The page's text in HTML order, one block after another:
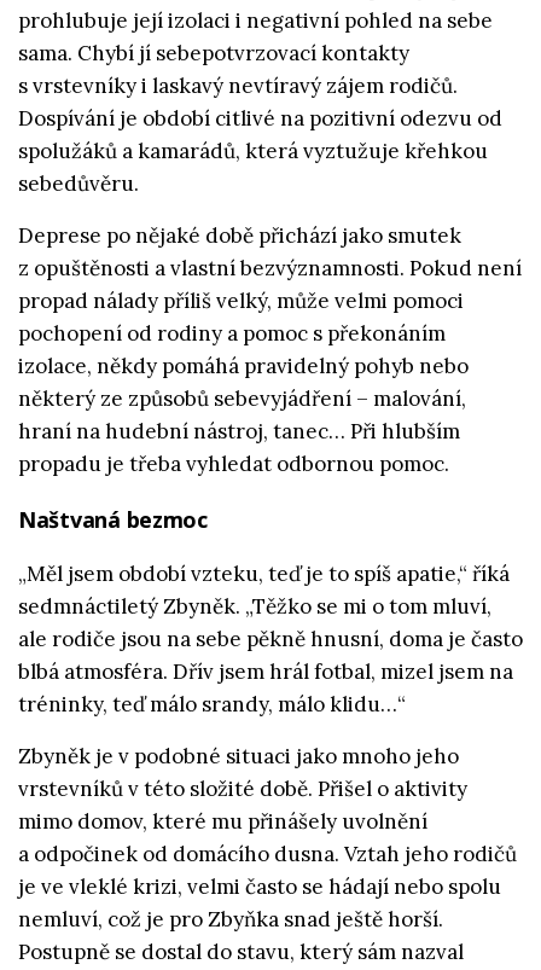
prohlubuje její izolaci i negativní pohled na sebe
sama. Chybí jí sebepotvrzovací kontakty
s vrstevníky i laskavý nevtíravý zájem rodičů.
Dospívání je období citlivé na pozitivní odezvu od
spolužáků a kamarádů, která vyztužuje křehkou
sebedůvěru.
Deprese po nějaké době přichází jako smutek
z opuštěnosti a vlastní bezvýznamnosti. Pokud není
propad nálady příliš velký, může velmi pomoci
pochopení od rodiny a pomoc s překonáním
izolace, někdy pomáhá pravidelný pohyb nebo
některý ze způsobů sebevyjádření – malování,
hraní na hudební nástroj, tanec… Při hlubším
propadu je třeba vyhledat odbornou pomoc.
Naštvaná bezmoc
„Měl jsem období vzteku, teď je to spíš apatie,“ říká
sedmnáctiletý Zbyněk. „Těžko se mi o tom mluví,
ale rodiče jsou na sebe pěkně hnusní, doma je často
blbá atmosféra. Dřív jsem hrál fotbal, mizel jsem na
tréninky, teď málo srandy, málo klidu…“
Zbyněk je v podobné situaci jako mnoho jeho
vrstevníků v této složité době. Přišel o aktivity
mimo domov, které mu přinášely uvolnění
a odpočinek od domácího dusna. Vztah jeho rodičů
je ve vleklé krizi, velmi často se hádají nebo spolu
nemluví, což je pro Zbyňka snad ještě horší.
Postupně se dostal do stavu, který sám nazval